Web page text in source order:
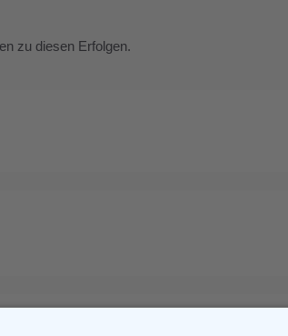
zu diesen Erfolgen.